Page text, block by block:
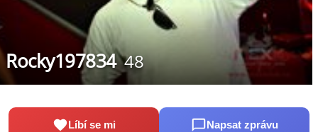
Rocky197834 48
Líbí se mi Napsat zprávu